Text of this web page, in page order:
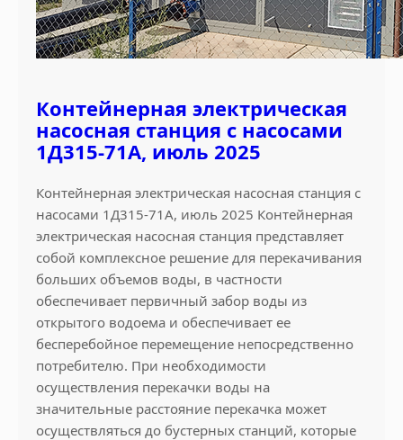
Контейнерная электрическая
насосная станция с насосами
1Д315-71А, июль 2025
Контейнерная электрическая насосная станция с
насосами 1Д315-71А, июль 2025 Контейнерная
электрическая насосная станция представляет
собой комплексное решение для перекачивания
больших объемов воды, в частности
обеспечивает первичный забор воды из
открытого водоема и обеспечивает ее
бесперебойное перемещение непосредственно
потребителю. При необходимости
осуществления перекачки воды на
значительные расстояние перекачка может
осуществляться до бустерных станций, которые